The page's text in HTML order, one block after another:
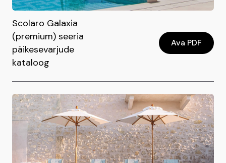
Scolaro Galaxia
(premium) seeria
päikesevarjude
kataloog
Ava PDF